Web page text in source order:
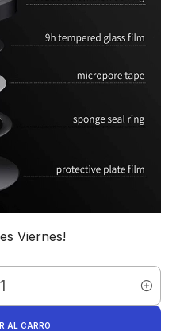
Viernes!
AL CARRO